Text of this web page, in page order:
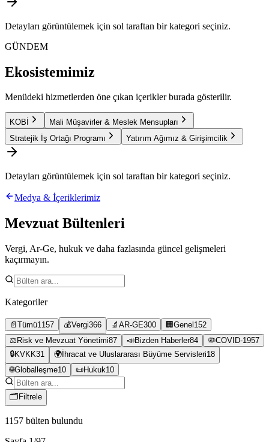
Detayları görüntülemek için sol taraftan bir kategori seçiniz.
GÜNDEM
Ekosistemimiz
Menüdeki hizmetlerden öne çıkan içerikler burada gösterilir.
KOBİ
Mali Müşavirler & Meslek Mensupları
Stratejik İş Ortağı Programı
Yatırım Ağımız & Girişimcilik
Detayları görüntülemek için sol taraftan bir kategori seçiniz.
Medya & İçeriklerimiz
Mevzuat Bültenleri
Vergi, Ar-Ge, hukuk ve daha fazlasında güncel gelişmeleri
kaçırmayın.
Kategoriler
📄 Tümü1157 💰Vergi366 🔬 AR-GE300 🏢 Genel 152
⚖️ Risk ve Mevzuat Yönetimi87 📣Bizden Haberler84 🦠COVID-1957
🔒KVKK31 🌍 İhracat ve Uluslararası Büyüme Servisleri18
🌐Globalleşme10 📜Hukuk10
🗂 Filtrele
1157 bülten bulundu